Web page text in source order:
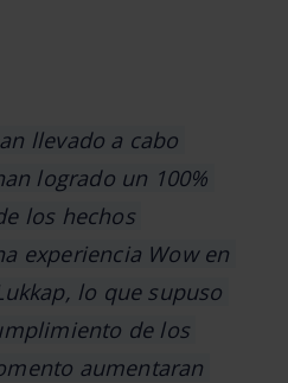
llevado a cabo
logrado un 100%
los hechos
experiencia Wow en
lo que supuso
de los
aumentaran